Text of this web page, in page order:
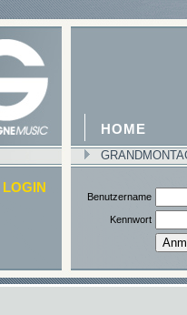
HOME
LOGIN
Benutzername
Kennwort